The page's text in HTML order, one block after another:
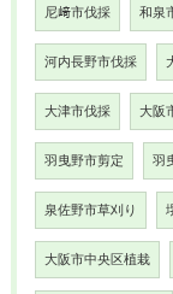
尼﨑市伐採 和泉
河内長野市伐採
大津市伐採 大阪
羽曳野市剪定 羽
泉佐野市草刈り
大阪市中央区植栽